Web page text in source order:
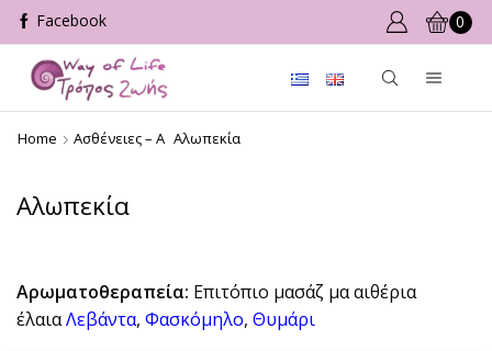
0
Home Ασθένειες – Α Αλωπεκία
Αλωπεκία
Αρωματοθεραπεία: Επιτόπιο μασάζ μα αιθέρια
έλαιαΛεβάντα, Φασκόμηλο, Θυμάρι